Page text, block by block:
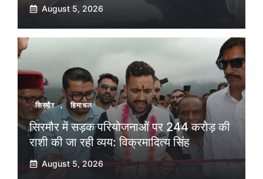
August 5, 2026
सिरमौर , हिमाचल
सिरमौर में सड़क परियोजनाओं पर 244 करोड़ की
राशी की जा रही व्यय: विक्रमादित्य सिंह
August 5, 2026